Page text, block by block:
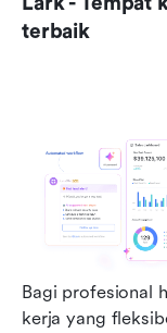
terbaik
Bagi profesional
kerja yang